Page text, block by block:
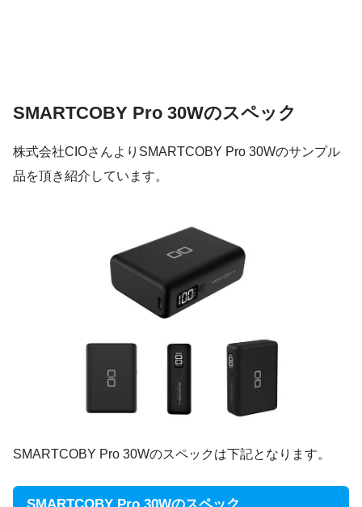
SMARTCOBY Pro 30Wのスペック
株式会社CIOさんよりSMARTCOBY Pro 30Wのサンプル
品を頂き紹介しています。
SMARTCOBY Pro 30Wのスペックは下記となります。
SMARTCOBY Pro 30Wのスペック